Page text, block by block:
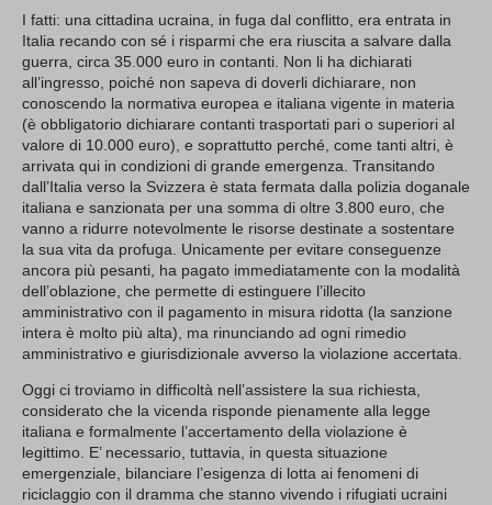
I fatti: una cittadina ucraina, in fuga dal conflitto, era entrata in
Italia recando con sé i risparmi che era riuscita a salvare dalla
guerra, circa 35.000 euro in contanti. Non li ha dichiarati
all’ingresso, poiché non sapeva di doverli dichiarare, non
conoscendo la normativa europea e italiana vigente in materia
(è obbligatorio dichiarare contanti trasportati pari o superiori al
valore di 10.000 euro), e soprattutto perché, come tanti altri, è
arrivata qui in condizioni di grande emergenza. Transitando
dall’Italia verso la Svizzera è stata fermata dalla polizia doganale
italiana e sanzionata per una somma di oltre 3.800 euro, che
vanno a ridurre notevolmente le risorse destinate a sostentare
la sua vita da profuga. Unicamente per evitare conseguenze
ancora più pesanti, ha pagato immediatamente con la modalità
dell’oblazione, che permette di estinguere l’illecito
amministrativo con il pagamento in misura ridotta (la sanzione
intera è molto più alta), ma rinunciando ad ogni rimedio
amministrativo e giurisdizionale avverso la violazione accertata.
Oggi ci troviamo in difficoltà nell’assistere la sua richiesta,
considerato che la vicenda risponde pienamente alla legge
italiana e formalmente l’accertamento della violazione è
legittimo. E’ necessario, tuttavia, in questa situazione
emergenziale, bilanciare l’esigenza di lotta ai fenomeni di
riciclaggio con il dramma che stanno vivendo i rifugiati ucraini